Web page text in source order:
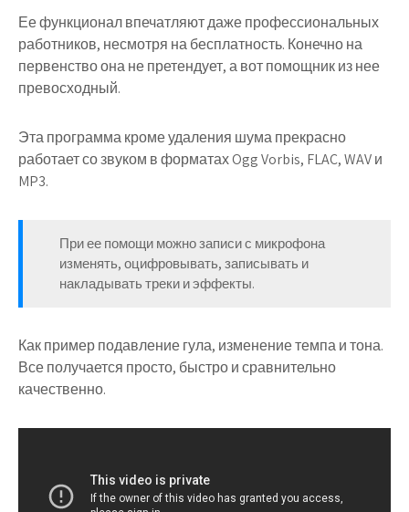
Ее функционал впечатляют даже профессиональных
работников, несмотря на бесплатность. Конечно на
первенство она не претендует, а вот помощник из нее
превосходный.
Эта программа кроме удаления шума прекрасно
работает со звуком в форматах Ogg Vorbis, FLAC, WAV и
MP3.
При ее помощи можно записи с микрофона
изменять, оцифровывать, записывать и
накладывать треки и эффекты.
Как пример подавление гула, изменение темпа и тона.
Все получается просто, быстро и сравнительно
качественно.